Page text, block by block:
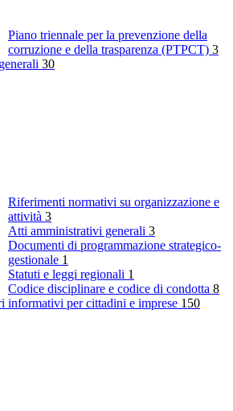
Piano triennale per la prevenzione della
corruzione e della trasparenza (PTPCT) 3
30
Riferimenti normativi su organizzazione e
attività 3
Atti amministrativi generali 3
Documenti di programmazione strategico-
gestionale 1
Statuti e leggi regionali 1
Codice disciplinare e codice di condotta 8
informativi per cittadini e imprese 150